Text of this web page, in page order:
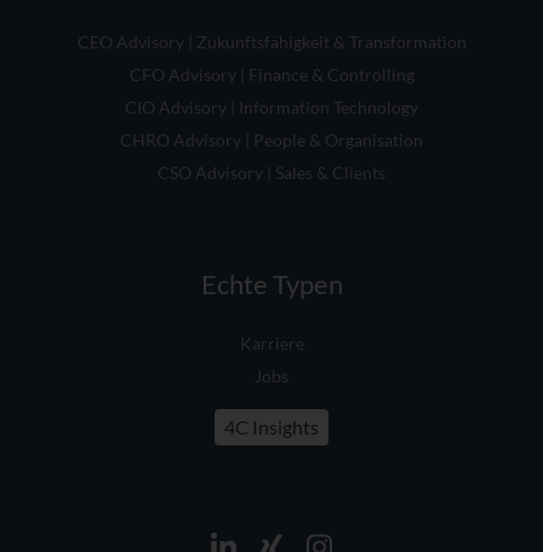
CEO Advisory | Zukunftsfähigkeit & Transformation
CFO Advisory | Finance & Controlling
CIO Advisory | Information Technology
CHRO Advisory | People & Organisation
CSO Advisory | Sales & Clients
Echte Typen
Karriere
Jobs
4C Insights